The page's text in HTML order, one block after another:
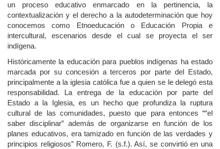
un proceso educativo enmarcado en la pertinencia, la
contextualización y el derecho a la autodeterminación que hoy
conocemos como Etnoeducación o Educación Propia e
intercultural, escenarios desde el cual se proyecta el ser
indígena.
Históricamente la educación para pueblos indígenas ha estado
marcada por su concesión a terceros por parte del Estado,
principalmente a la iglesia católica fue a quien se le delegó esta
responsabilidad. La entrega de la educación por parte del
Estado a la Iglesia, es un hecho que profundiza la ruptura
cultural de las comunidades, puesto que para entonces ““el
saber disciplinar” además de organizarse en función de los
planes educativos, era tamizado en función de las verdades y
principios religiosos” Romero, F. (s.f.). Así, se convirtió en una